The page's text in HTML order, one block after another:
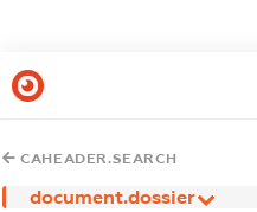
CAHEADER.SEARCH
document.dossier